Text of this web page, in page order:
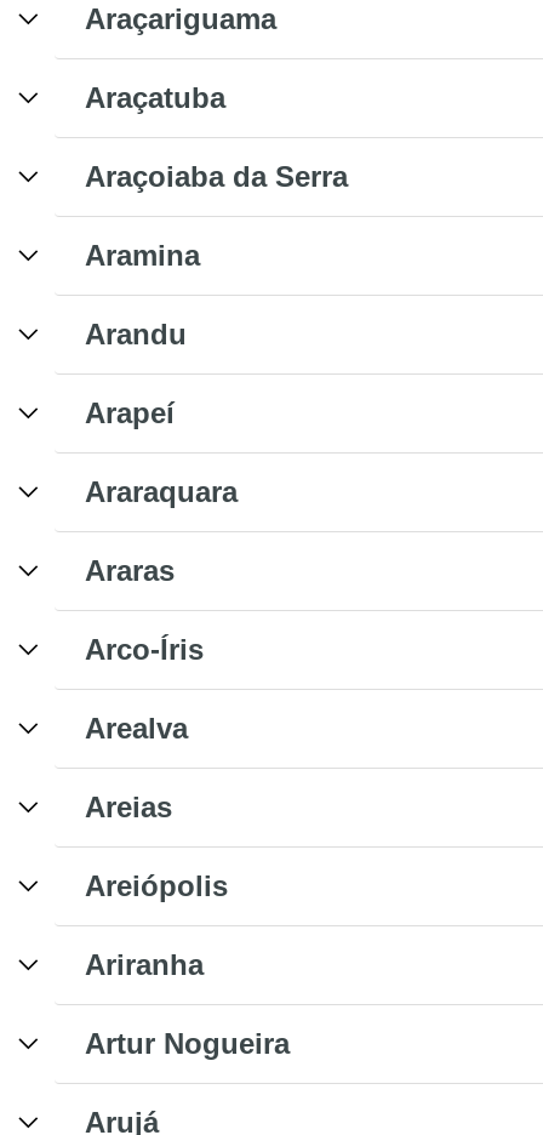
Araçariguama
Araçatuba
Araçoiaba da Serra
Aramina
Arandu
Arapeí
Araraquara
Araras
Arco-Íris
Arealva
Areias
Areiópolis
Ariranha
Artur Nogueira
Arujá